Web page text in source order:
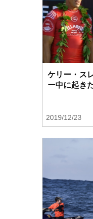
ケリー・ス
ー中に起き
2019/12/23